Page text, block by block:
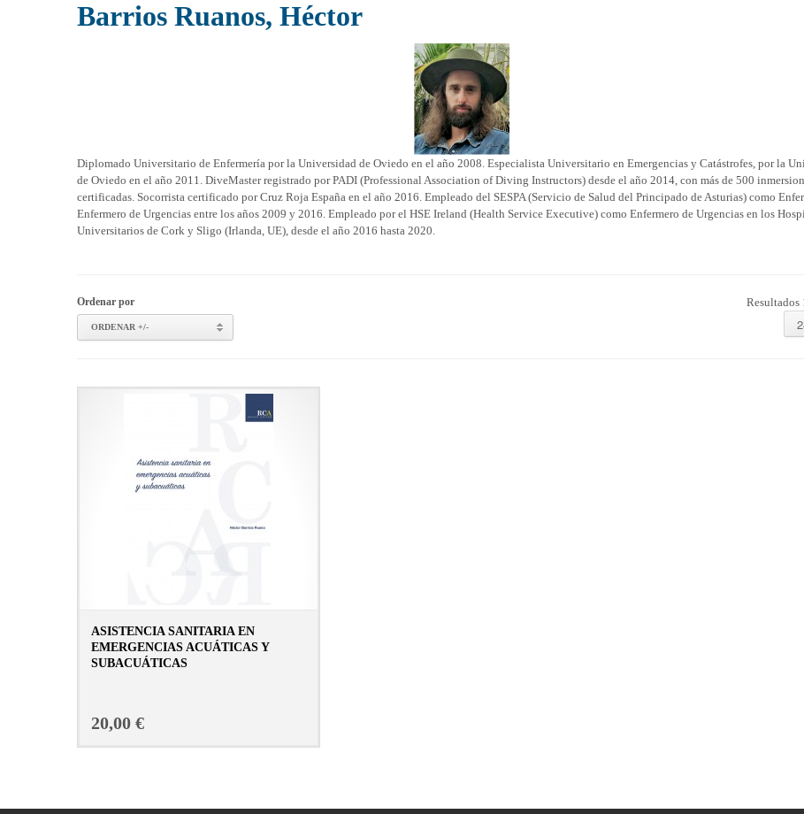
Barrios Ruanos, Héctor
Diplomado Universitario de Enfermería por la Universidad de Oviedo en el año 2008. Especialista Universitario en Emergencias y Catástrofes, por la
de Oviedo en el año 2011. DiveMaster registrado por PADI (Professional Association of Diving Instructors) desde el año 2014, con más de 500
certificadas. Socorrista certificado por Cruz Roja España en el año 2016. Empleado del SESPA (Servicio de Salud del Principado de Asturias) como
Enfermero de Urgencias entre los años 2009 y 2016. Empleado por el HSE Ireland (Health Service Executive) como Enfermero de Urgencias en los
Universitarios de Cork y Sligo (Irlanda, UE), desde el año 2016 hasta 2020.
Ordenar por
ORDENAR +/-
Resultados
ASISTENCIA SANITARIA EN
EMERGENCIAS ACUÁTICAS Y
SUBACUÁTICAS
20,00 €